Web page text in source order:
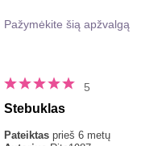
Pažymėkite šią apžvalgą
5
Stebuklas
Pateiktas prieš 6 metų